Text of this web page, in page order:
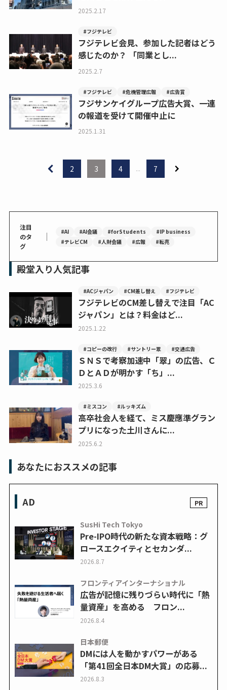
2025.2.17
#フジテレビ
フジテレビ会見、参加した記者はどう
感じたのか？ 「同業とし...
2025.2.7
#フジテレビ #危機管理広報 #広告賞
フジサンケイグループ広告大賞、一連
の報道を受けて開催中止に
2025.1.31
2 3 4 ... 7
注目
のタ
グ
｜ #AI #AI会議 #forStudents
#IP business
#テレビCM
#人財会議 #広報 #転売
殿堂入り人気記事
#ACジャパン #CM差し替え #フジテレビ
フジテレビのCM差し替えで注目「AC
ジャパン」とは？料金はど...
2025.1.22
#コピーの改行 #サントリー翠 #交通広告
ＳＮＳで考察加速中「翠」の広告、Ｃ
ＤとＡＤが明かす「ち」...
2025.3.6
#ミスコン #ルッキズム
高卒社会人を経て、ミス慶應準グラン
プリになった土川さんに...
2025.6.2
あなたにおススメの記事
AD
SusHi Tech Tokyo
Pre-IPO時代の新たな資本戦略：グ
ロースエクイティとセカンダ...
2026.8.7
フロンティアインターナショナル
広告が記憶に残りづらい時代に「熱
量資産」を高める フロン...
2026.8.4
日本郵便
DMには人を動かすパワーがある
「第41回全日本DM大賞」の応募...
2026.8.3